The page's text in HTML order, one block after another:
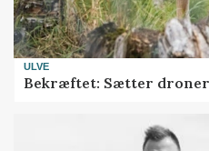
ULVE
Bekræftet: Sætter